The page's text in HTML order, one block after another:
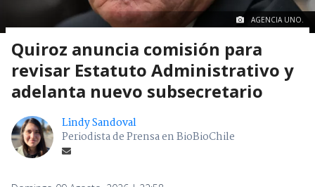
AGENCIA UNO.
Quiroz anuncia comisión para
revisar Estatuto Administrativo y
adelanta nuevo subsecretario
Lindy Sandoval
Periodista de Prensa en BioBioChile